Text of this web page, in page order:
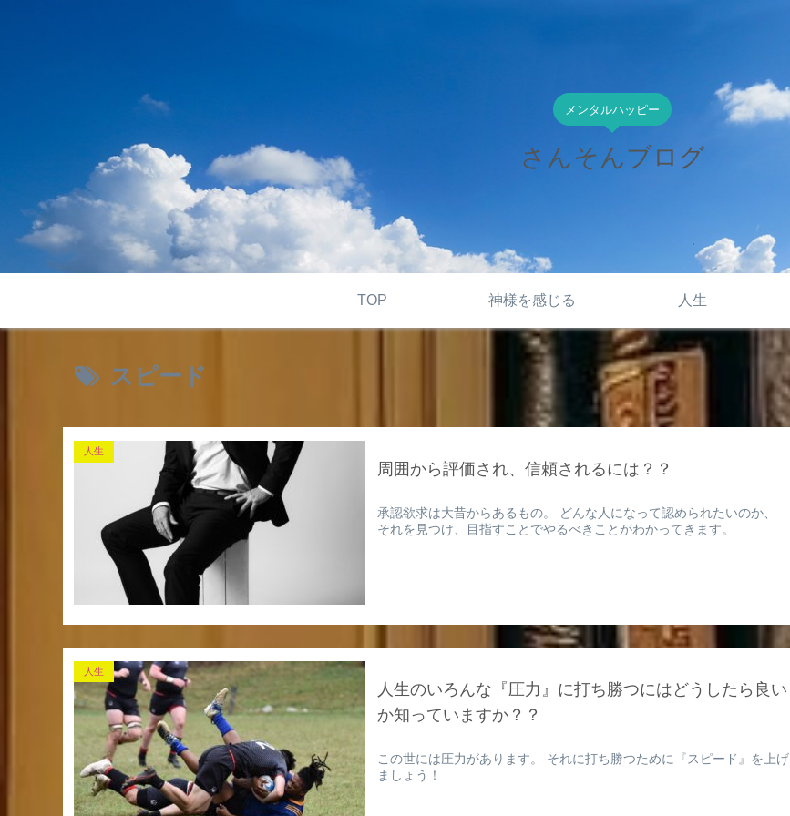
メンタルハッピー
さんそんブログ
TOP 神様を感じる 人生
スピード
人生
周囲から評価され、信頼されるには？？
承認欲求は大昔からあるもの。 どんな人になって認められたいのか、
それを見つけ、目指すことでやるべきことがわかってきます。
人生
人生のいろんな『圧力』に打ち勝つにはどうしたら良い
か知っていますか？？
この世には圧力があります。 それに打ち勝つために『スピード』を上げ
ましょう！